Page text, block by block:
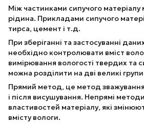
Між частинками сипучого матеріалу
рідина. Прикладами сипучого
тирса, цемент і т.д.
При зберіганні та застосуванні
необхідно контролювати вміст
вимірювання вологості твердих та
можна розділити на дві великі
Прямий метод, це метод
і після висушування. Непрямі
властивостей матеріалу, які
вмісту вологи.